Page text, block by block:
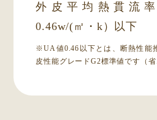
外皮平均熱貫流
0.46w/(㎡・k）以下
※UA値0.46以下とは、断熱性能
皮性能グレードG2標準値です（省